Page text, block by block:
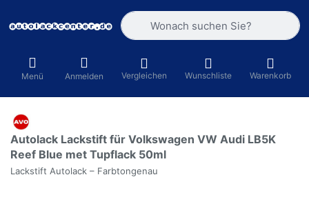
Geben Sie einen Suchbegriff ein.
Menü Anmelden Vergleichen Wunschliste Warenkorb
Autolack Lackstift für Volkswagen VW Audi LB5K
Reef Blue met Tupflack 50ml
Lackstift Autolack – Farbtongenau